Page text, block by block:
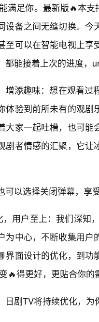
满足你。最新版🔥本
设备之间无缝切换。
至可以在智能电视上
都能接着上次的进度，
增添趣味：想在观看过
体验到前所未有的观
大家一起吐槽，也可
剧者情感的汇聚，它
可以选择关闭弹幕，享
，用户至上：我们深知
为中心，不断收集用
界面设计的优化，到
🔥得更好，更贴合你的
日剧TV将持续优化，